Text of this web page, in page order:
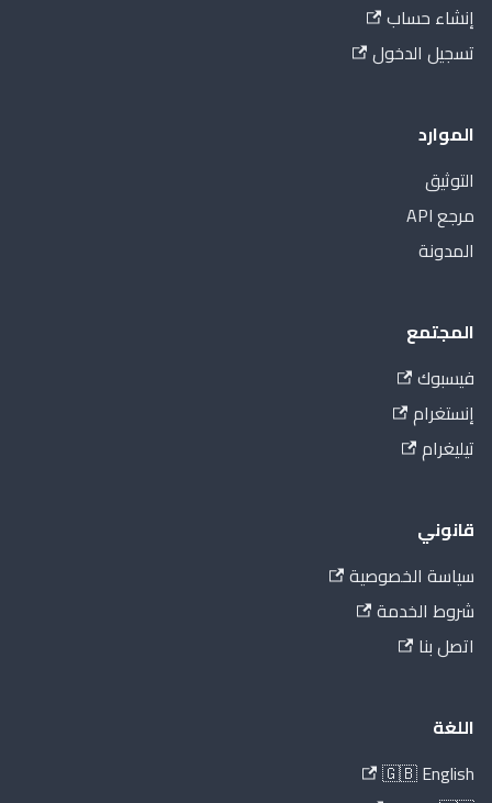
إنشاء حساب
تسجيل الدخول
الموارد
التوثيق
مرجع API
المدونة
المجتمع
فيسبوك
إنستغرام
تيليغرام
قانوني
سياسة الخصوصية
شروط الخدمة
اتصل بنا
اللغة
🇬🇧 English